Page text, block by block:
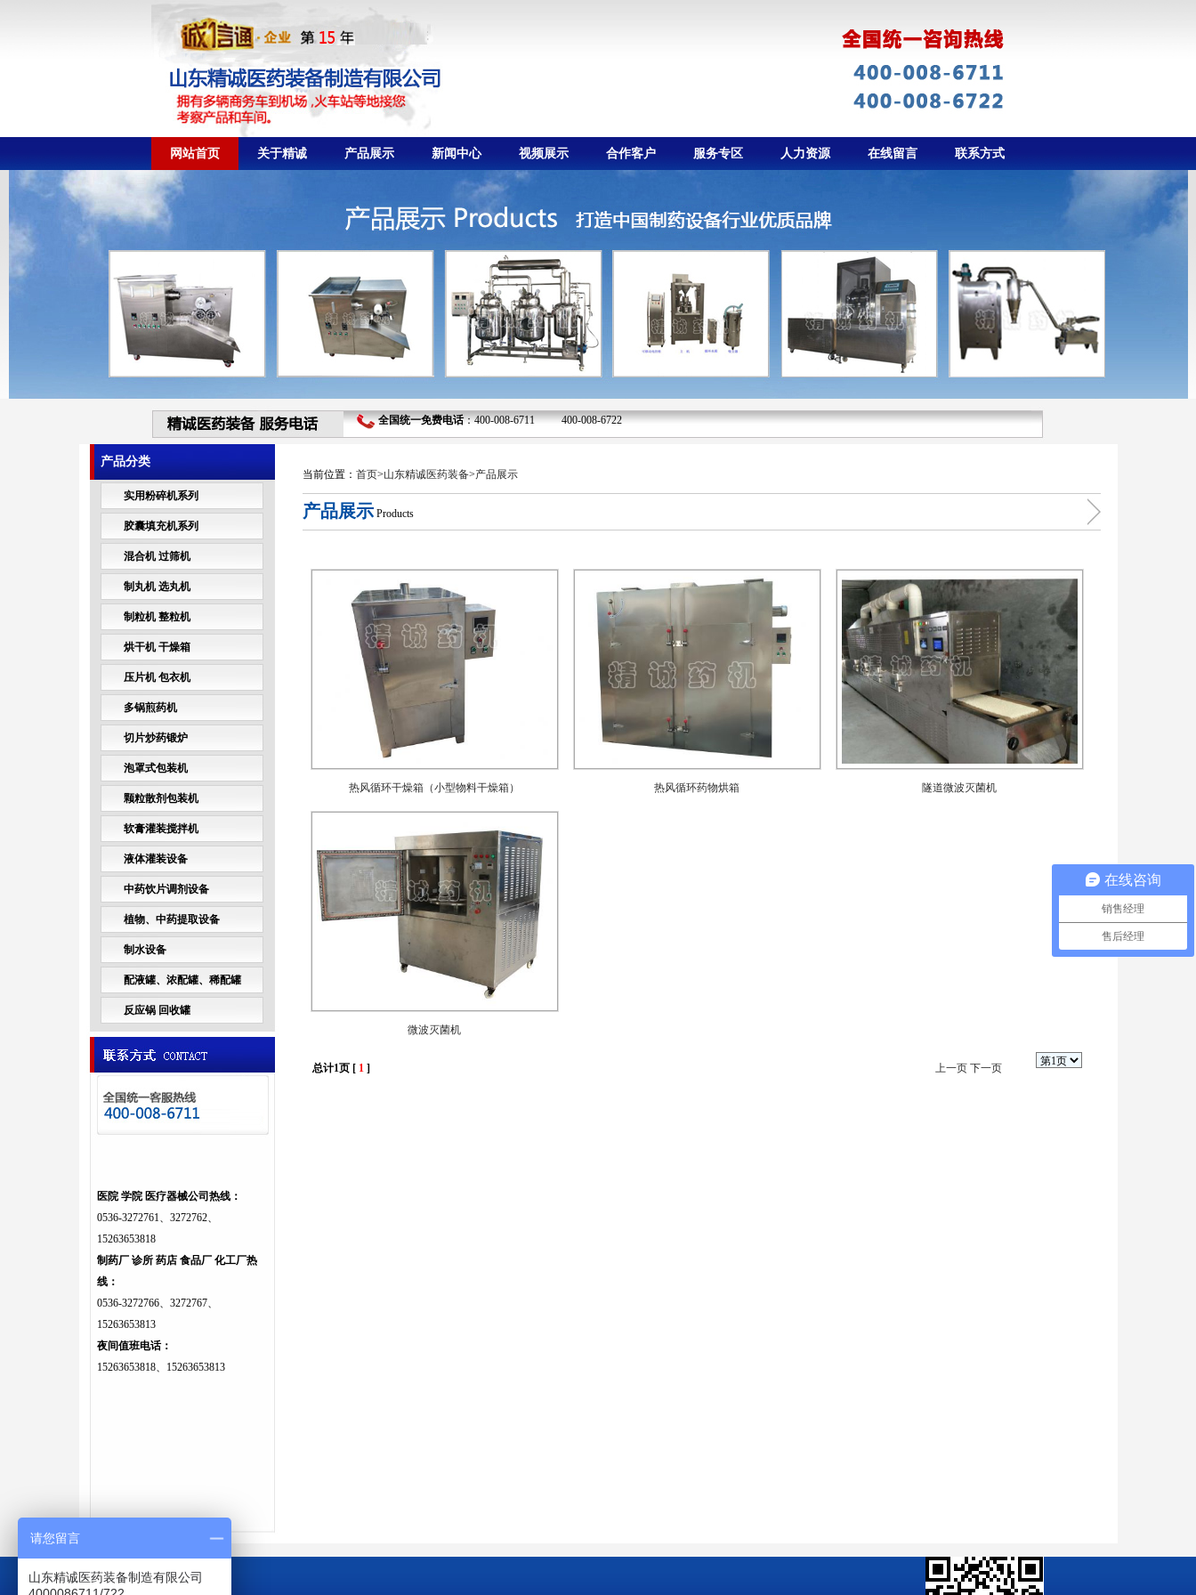
网站首页 关于精诚 产品展示 新闻中心 视频展示 合作客户 服务专区 人力资源 在线留言 联系方式
全国统一免费电话：400-008-6711 400-008-6722
产品分类
实用粉碎机系列
胶囊填充机系列
混合机 过筛机
制丸机 选丸机
制粒机 整粒机
烘干机 干燥箱
压片机 包衣机
多锅煎药机
切片炒药锻炉
泡罩式包装机
颗粒散剂包装机
软膏灌装搅拌机
液体灌装设备
中药饮片调剂设备
植物、中药提取设备
制水设备
配液罐、浓配罐、稀配罐
反应锅 回收罐
医院 学院 医疗器械公司热线：
0536-3272761、3272762、
15263653818
制药厂 诊所 药店 食品厂 化工厂热
线：
0536-3272766、3272767、
15263653813
夜间值班电话：
15263653818、15263653813
当前位置： 首页>山东精诚医药装备>产品展示
产品展示Products
热风循环干燥箱（小型物料干燥箱） 热风循环药物烘箱 隧道微波灭菌机
微波灭菌机
总计1页 [ 1] 上一页 下一页
在线咨询
销售经理
售后经理
请您留言
山东精诚医药装备制造有限公司